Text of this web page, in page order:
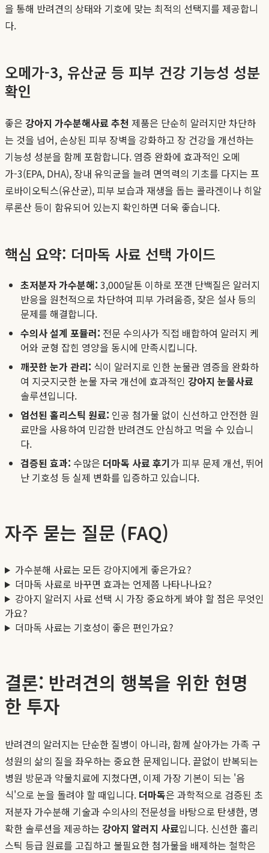
을 통해 반려견의 상태와 기호에 맞는 최적의 선택지를 제공합니
다.
오메가-3, 유산균 등 피부 건강 기능성 성분
확인
좋은 강아지 가수분해사료 추천 제품은 단순히 알러지만 차단하
는 것을 넘어, 손상된 피부 장벽을 강화하고 장 건강을 개선하는
기능성 성분을 함께 포함합니다. 염증 완화에 효과적인 오메
가-3(EPA, DHA), 장내 유익균을 늘려 면역력의 기초를 다지는 프
로바이오틱스(유산균), 피부 보습과 재생을 돕는 콜라겐이나 히알
루론산 등이 함유되어 있는지 확인하면 더욱 좋습니다.
핵심 요약: 더마독 사료 선택 가이드
초저분자 가수분해: 3,000달톤 이하로 쪼갠 단백질은 알러지
반응을 원천적으로 차단하여 피부 가려움증, 잦은 설사 등의
문제를 해결합니다.
수의사 설계 포뮬러: 전문 수의사가 직접 배합하여 알러지 케
어와 균형 잡힌 영양을 동시에 만족시킵니다.
깨끗한 눈가 관리: 식이 알러지로 인한 눈물관 염증을 완화하
여 지긋지긋한 눈물 자국 개선에 효과적인 강아지 눈물사료
솔루션입니다.
엄선된 홀리스틱 원료: 인공 첨가물 없이 신선하고 안전한 원
료만을 사용하여 민감한 반려견도 안심하고 먹을 수 있습니
다.
검증된 효과: 수많은 더마독 사료 후기가 피부 문제 개선, 뛰어
난 기호성 등 실제 변화를 입증하고 있습니다.
자주 묻는 질문 (FAQ)
가수분해 사료는 모든 강아지에게 좋은가요?
더마독 사료로 바꾸면 효과는 언제쯤 나타나나요?
강아지 알러지 사료 선택 시 가장 중요하게 봐야 할 점은 무엇인
가요?
더마독 사료는 기호성이 좋은 편인가요?
결론: 반려견의 행복을 위한 현명
한 투자
반려견의 알러지는 단순한 질병이 아니라, 함께 살아가는 가족 구
성원의 삶의 질을 좌우하는 중요한 문제입니다. 끝없이 반복되는
병원 방문과 약물치료에 지쳤다면, 이제 가장 기본이 되는 '음
식'으로 눈을 돌려야 할 때입니다. 더마독은 과학적으로 검증된 초
저분자 가수분해 기술과 수의사의 전문성을 바탕으로 탄생한, 명
확한 솔루션을 제공하는 강아지 알러지 사료입니다. 신선한 홀리
스틱 등급 원료를 고집하고 불필요한 첨가물을 배제하는 철학은